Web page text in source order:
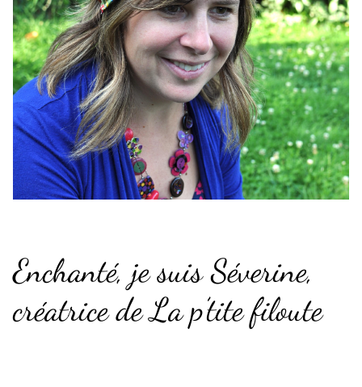
Enchanté, je suis Séverine,
créatrice de La p’tite filoute